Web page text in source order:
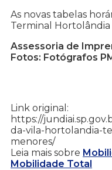
As novas tabelas
Terminal Hortolândia
Assessoria de
Fotos: Fotógrafos
Link original:
https://
da-vila-hortolandia-
menores/
Leia mais sobre
Mobilidade Total